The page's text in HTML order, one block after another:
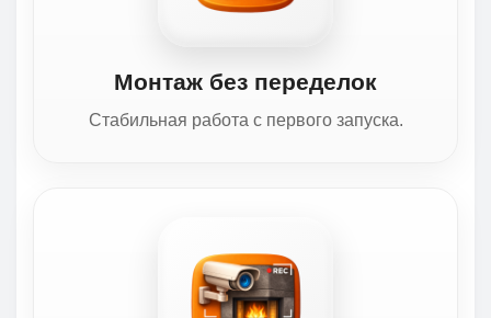
Монтаж без переделок
Стабильная работа с первого запуска.